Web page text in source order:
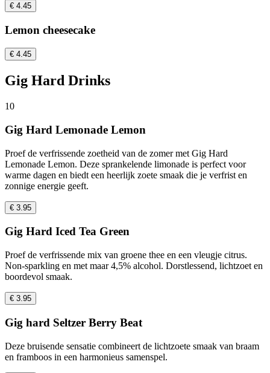
€ 4.45
Lemon cheesecake
€ 4.45
Gig Hard Drinks
10
Gig Hard Lemonade Lemon
Proef de verfrissende zoetheid van de zomer met Gig Hard
Lemonade Lemon. Deze sprankelende limonade is perfect voor
warme dagen en biedt een heerlijk zoete smaak die je verfrist en
zonnige energie geeft.
€ 3.95
Gig Hard Iced Tea Green
Proef de verfrissende mix van groene thee en een vleugje citrus.
Non-sparkling en met maar 4,5% alcohol. Dorstlessend, lichtzoet en
boordevol smaak.
€ 3.95
Gig hard Seltzer Berry Beat
Deze bruisende sensatie combineert de lichtzoete smaak van braam
en framboos in een harmonieus samenspel.